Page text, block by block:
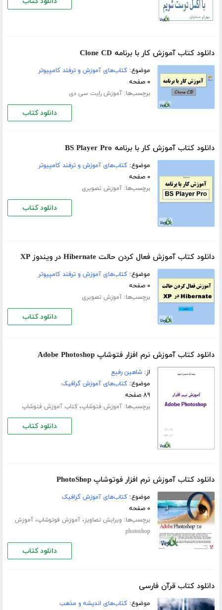
دانلود کتاب آموزش کار با برنامه Clone CD
موضوع:کتاب‌های آموزش و ترفند کامپیوتر
۰ صفحه
برچسب‌ها:آموزش رایت سی دی
دانلود کتاب
دانلود کتاب آموزش کار با برنامه BS Player Pro
موضوع:کتاب‌های آموزش و ترفند کامپیوتر
۰ صفحه
برچسب‌ها:آموزش تصویری
دانلود کتاب
دانلود کتاب آموزش فعال کردن حالت Hibernate در ویندوز XP
موضوع:کتاب‌های آموزش و ترفند کامپیوتر
۰ صفحه
برچسب‌ها:آموزش تصویری
دانلود کتاب
دانلود کتاب آموزش نرم افزار فتوشاپ Adobe Photoshop
از:شاهین رفیع
موضوع:کتاب‌های آموزش گرافیک
۸۹ صفحه
برچسب‌ها:آموزش فتوشاپ،کتاب آموزش فتوشاپ
دانلود کتاب
دانلود کتاب آموزش نرم افزار فوتوشاپ PhotoShop
موضوع:کتاب‌های آموزش گرافیک
۰ صفحه
برچسب‌ها: ویرایش تصاویز،آموزش فوتوشاپ،آموزش
photoshop
دانلود کتاب
دانلود کتاب قرآن فارسی
موضوع:کتاب‌های اندیشه و مذهب